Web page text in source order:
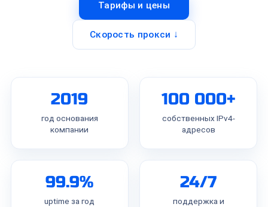
Тарифы и цены
Скорость прокси ↓
2019
год основания
компании
100 000+
собственных IPv4-
адресов
99.9%
uptime за год
24/7
поддержка и